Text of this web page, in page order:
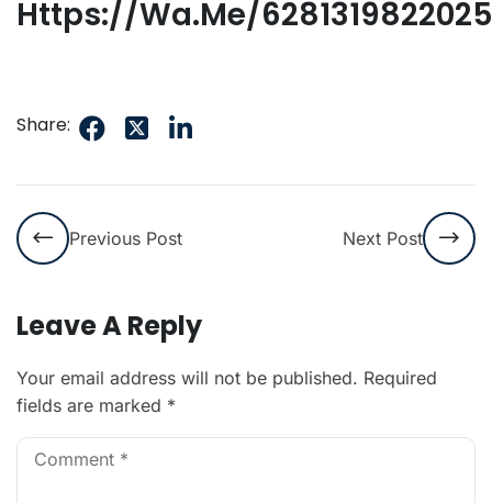
Https://wa.me/6281319822025
Share:
Previous Post Next Post
Leave A Reply
Your email address will not be published. Required
fields are marked *